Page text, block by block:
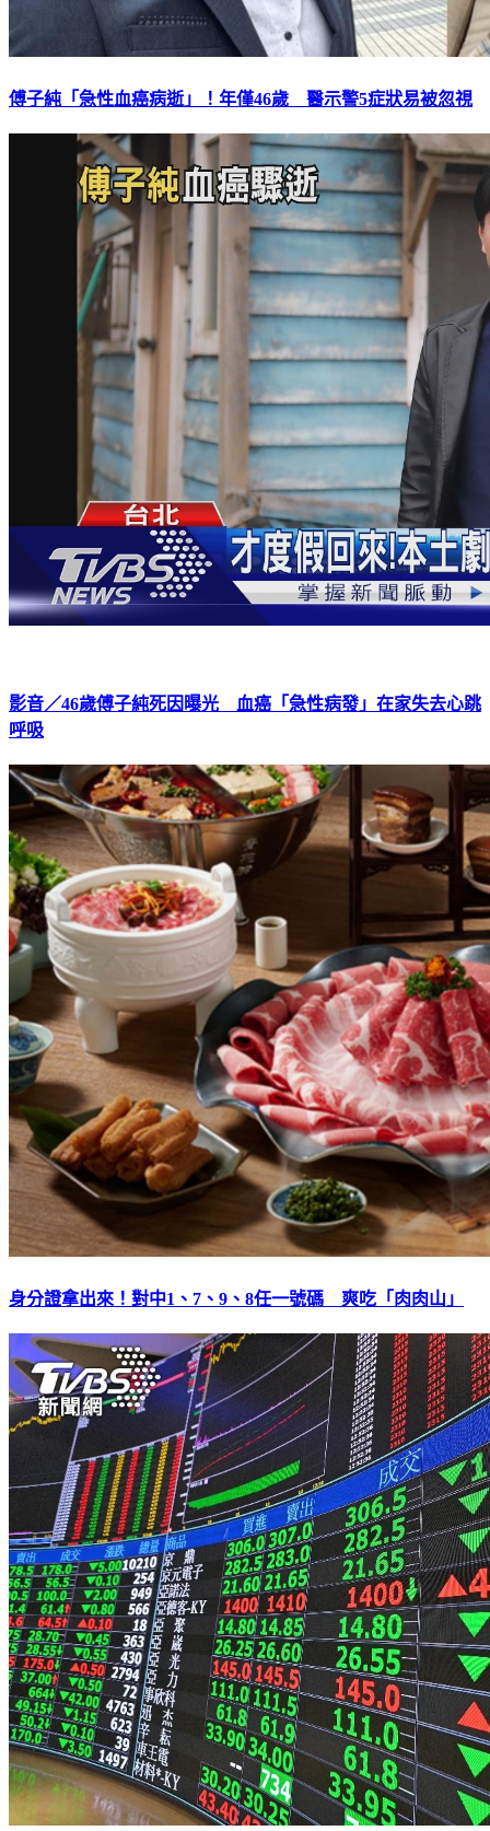
傅子純「急性血癌病逝」！年僅46歲 醫示警5症狀易被忽視
影音／46歲傅子純死因曝光 血癌「急性病發」在家失去心跳
呼吸
身分證拿出來！對中1、7、9、8任一號碼 爽吃「肉肉山」